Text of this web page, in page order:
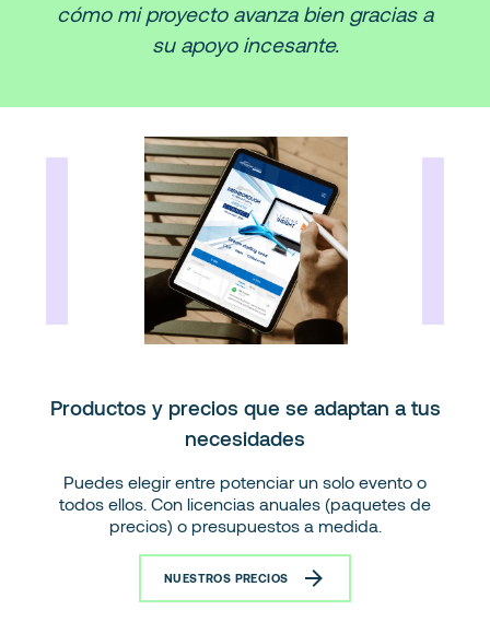
cómo mi proyecto avanza bien gracias a
su apoyo incesante.
Productos y precios que se adaptan a tus
necesidades
Puedes elegir entre potenciar un solo evento o
todos ellos. Con licencias anuales (paquetes de
precios) o presupuestos a medida.
NUESTROS PRECIOS